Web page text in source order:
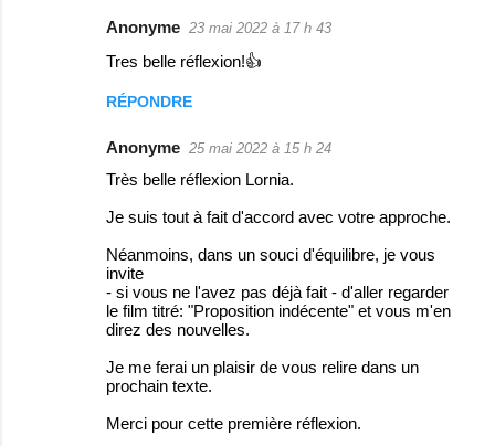
Anonyme 23 mai 2022 à 17 h 43
Tres belle réflexion!👍
RÉPONDRE
Anonyme 25 mai 2022 à 15 h 24
Très belle réflexion Lornia.
Je suis tout à fait d'accord avec votre approche.
Néanmoins, dans un souci d'équilibre, je vous
invite
- si vous ne l'avez pas déjà fait - d'aller regarder
le film titré: "Proposition indécente" et vous m'en
direz des nouvelles.
Je me ferai un plaisir de vous relire dans un
prochain texte.
Merci pour cette première réflexion.